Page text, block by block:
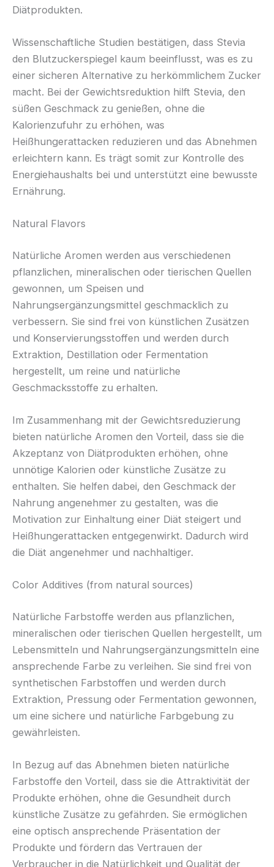
Diätprodukten.
Wissenschaftliche Studien bestätigen, dass Stevia
den Blutzuckerspiegel kaum beeinflusst, was es zu
einer sicheren Alternative zu herkömmlichem Zucker
macht. Bei der Gewichtsreduktion hilft Stevia, den
süßen Geschmack zu genießen, ohne die
Kalorienzufuhr zu erhöhen, was
Heißhungerattacken reduzieren und das Abnehmen
erleichtern kann. Es trägt somit zur Kontrolle des
Energiehaushalts bei und unterstützt eine bewusste
Ernährung.
Natural Flavors
Natürliche Aromen werden aus verschiedenen
pflanzlichen, mineralischen oder tierischen Quellen
gewonnen, um Speisen und
Nahrungsergänzungsmittel geschmacklich zu
verbessern. Sie sind frei von künstlichen Zusätzen
und Konservierungsstoffen und werden durch
Extraktion, Destillation oder Fermentation
hergestellt, um reine und natürliche
Geschmacksstoffe zu erhalten.
Im Zusammenhang mit der Gewichtsreduzierung
bieten natürliche Aromen den Vorteil, dass sie die
Akzeptanz von Diätprodukten erhöhen, ohne
unnötige Kalorien oder künstliche Zusätze zu
enthalten. Sie helfen dabei, den Geschmack der
Nahrung angenehmer zu gestalten, was die
Motivation zur Einhaltung einer Diät steigert und
Heißhungerattacken entgegenwirkt. Dadurch wird
die Diät angenehmer und nachhaltiger.
Color Additives (from natural sources)
Natürliche Farbstoffe werden aus pflanzlichen,
mineralischen oder tierischen Quellen hergestellt, um
Lebensmitteln und Nahrungsergänzungsmitteln eine
ansprechende Farbe zu verleihen. Sie sind frei von
synthetischen Farbstoffen und werden durch
Extraktion, Pressung oder Fermentation gewonnen,
um eine sichere und natürliche Farbgebung zu
gewährleisten.
In Bezug auf das Abnehmen bieten natürliche
Farbstoffe den Vorteil, dass sie die Attraktivität der
Produkte erhöhen, ohne die Gesundheit durch
künstliche Zusätze zu gefährden. Sie ermöglichen
eine optisch ansprechende Präsentation der
Produkte und fördern das Vertrauen der
Verbraucher in die Natürlichkeit und Qualität der